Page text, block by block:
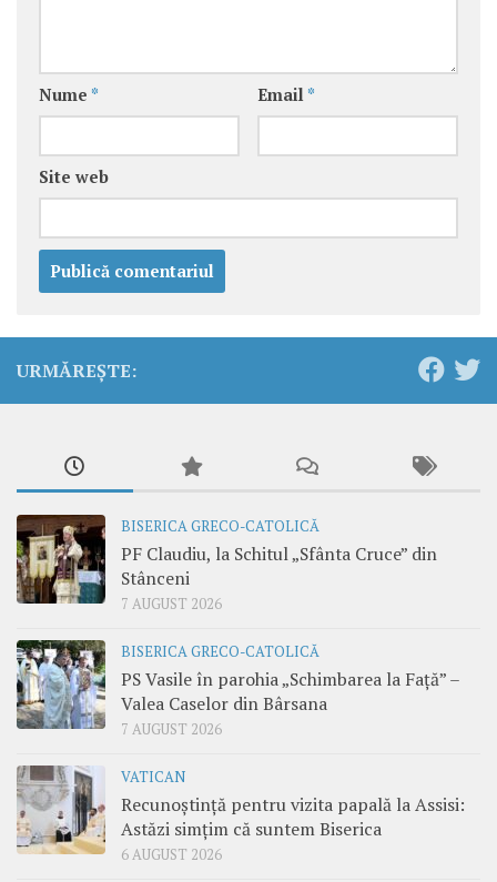
Nume * Email *
Site web
URMĂREȘTE:
BISERICA GRECO-CATOLICĂ
PF Claudiu, la Schitul „Sfânta Cruce” din
Stânceni
7 AUGUST 2026
BISERICA GRECO-CATOLICĂ
PS Vasile în parohia „Schimbarea la Față” –
Valea Caselor din Bârsana
7 AUGUST 2026
VATICAN
Recunoștință pentru vizita papală la Assisi:
Astăzi simțim că suntem Biserica
6 AUGUST 2026